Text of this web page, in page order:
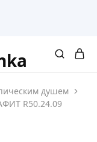
душем
R50.24.09